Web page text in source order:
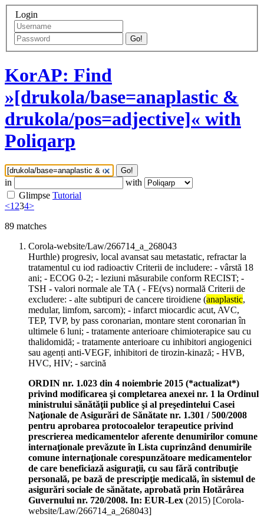
Login
Go!
KorAP: Find
»[drukola/base=anaplastic &
drukola/pos=adjective]« with
Poliqarp
Go!
in
with
Glimpse Tutorial
<1234>
89 matches
Corola-website/Law/266714_a_268043
Hurthle) progresiv, local avansat sau metastatic, refractar la
tratamentul cu iod radioactiv Criterii de includere: - vârstă 18
ani; - ECOG 0-2; - leziuni măsurabile conform RECIST; -
TSH - valori normale ale TA ( - FE(vs) normală Criterii de
excludere: - alte subtipuri de cancere tiroidiene (anaplastic,
medular, limfom, sarcom); - infarct miocardic acut, AVC,
TEP, TVP, by pass coronarian, montare stent coronarian în
ultimele 6 luni; - tratamente anterioare chimioterapice sau cu
thalidomidă; - tratamente anterioare cu inhibitori angiogenici
sau agenți anti-VEGF, inhibitori de tirozin-kinază; - HVB,
HVC, HIV; - sarcină
ORDIN nr. 1.023 din 4 noiembrie 2015 (*actualizat*)
privind modificarea şi completarea anexei nr. 1 la Ordinul
ministrului sănătăţii publice şi al preşedintelui Casei
Naţionale de Asigurări de Sănătate nr. 1.301 / 500/2008
pentru aprobarea protocoalelor terapeutice privind
prescrierea medicamentelor aferente denumirilor comune
internaţionale prevăzute în Lista cuprinzând denumirile
comune internaţionale corespunzătoare medicamentelor
de care beneficiază asiguraţii, cu sau fără contribuţie
personală, pe bază de prescripţie medicală, în sistemul de
asigurări sociale de sănătate, aprobată prin Hotărârea
Guvernului nr. 720/2008. In: EUR-Lex (2015) [Corola-
website/Law/266714_a_268043]